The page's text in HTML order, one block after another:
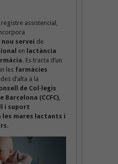
assistencial,
nou servei de
en lactància
Es tracta d’un
les farmàcies
d’alta a la
de Col·legis
Barcelona (CCFC),
i suport
mares lactants i
.